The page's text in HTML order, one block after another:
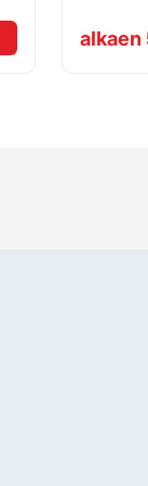
: Vuokraa WEKA DK 15
alkaen